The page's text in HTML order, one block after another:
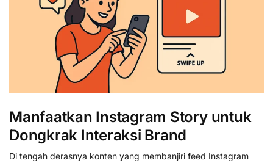
Manfaatkan Instagram Story untuk
Dongkrak Interaksi Brand
Di tengah derasnya konten yang membanjiri feed Instagram